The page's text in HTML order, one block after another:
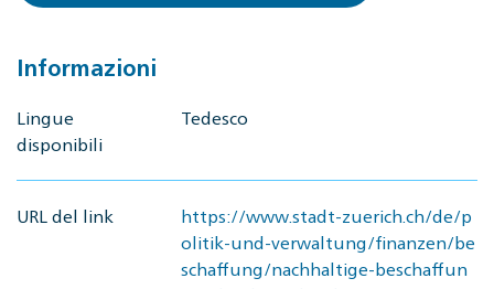
Informazioni
Lingue
disponibili
Tedesco
URL del link
https://www.stadt-zuerich.ch/de/p
olitik-und-verwaltung/finanzen/be
schaffung/nachhaltige-beschaffun